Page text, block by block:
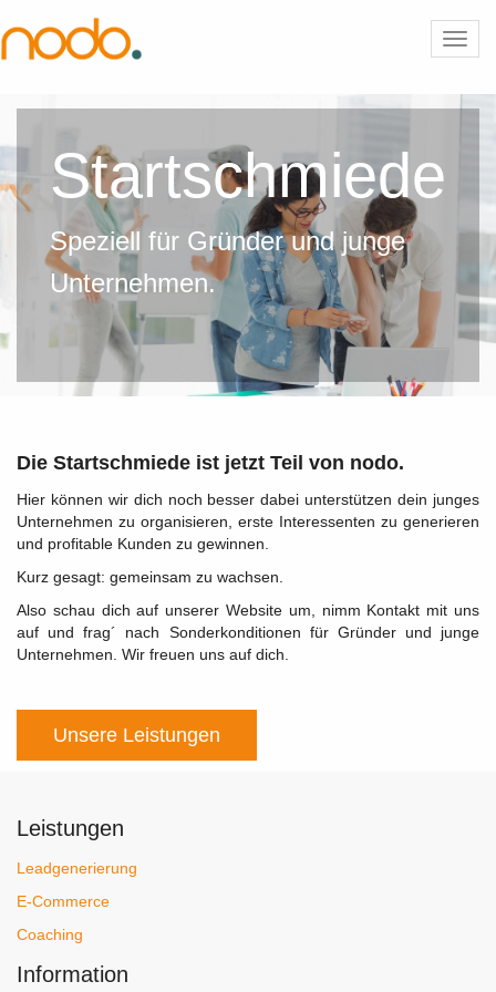
Startschmiede
Speziell für Gründer und junge
Unternehmen.
Die Startschmiede ist jetzt Teil von nodo.
Hier können wir dich noch besser dabei unterstützen dein junges
Unternehmen zu organisieren, erste Interessenten zu generieren
und profitable Kunden zu gewinnen.
Kurz gesagt: gemeinsam zu wachsen.
Also schau dich auf unserer Website um, nimm Kontakt mit uns
auf und frag´ nach Sonderkonditionen für Gründer und junge
Unternehmen. Wir freuen uns auf dich.
Unsere Leistungen
Leistungen
Leadgenerierung
E-Commerce
Coaching
Information